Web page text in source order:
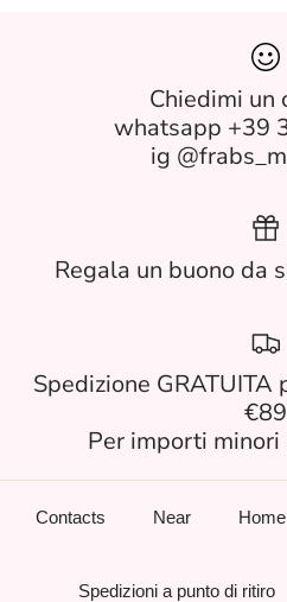
Chiedimi un
whatsapp +39
ig
Regala un buono da
Spedizione
€89
Per importi
Contacts Near Home
Spedizioni a punto di ritiro